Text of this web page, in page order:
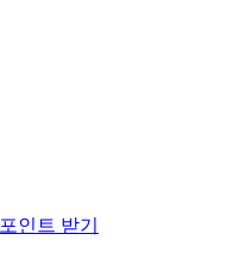
포인트 받기